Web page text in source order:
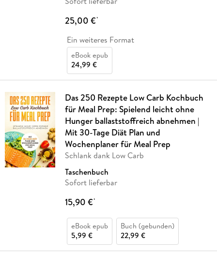
25,00 €*
Ein weiteres Format
eBook epub
24,99 €
Das 250 Rezepte Low Carb Kochbuch
für Meal Prep: Spielend leicht ohne
Hunger ballaststoffreich abnehmen |
Mit 30-Tage Diät Plan und
Wochenplaner für Meal Prep
Schlank dank Low Carb
Taschenbuch
Sofort lieferbar
15,90 €*
eBook epub
5,99 €
Buch (gebunden)
22,99 €